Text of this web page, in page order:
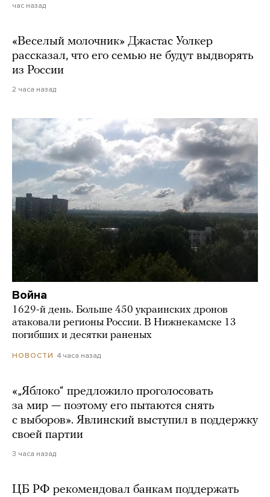
час назад
«Веселый молочник» Джастас Уолкер
рассказал, что его семью не будут выдворять
из России
2 часа назад
Война
1629-й день. Больше 450 украинских дронов
атаковали регионы России. В Нижнекамске 13
погибших и десятки раненых
НОВОСТИ 4 часа назад
«„Яблоко“ предложило проголосовать
за мир — поэтому его пытаются снять
с выборов». Явлинский выступил в поддержку
своей партии
3 часа назад
ЦБ РФ рекомендовал банкам поддержать